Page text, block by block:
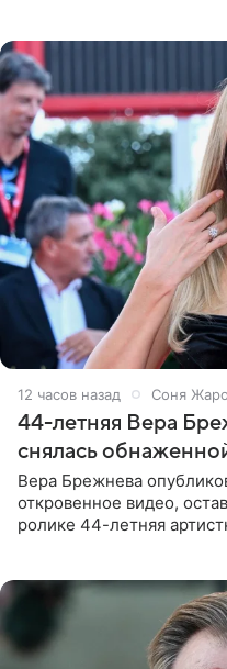
12 часов назад Соня
44-летняя Вера
снялась
Вера Брежнева
откровенное видео,
ролике 44-летняя